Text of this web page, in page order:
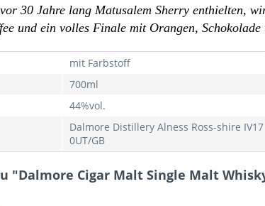
30 Jahre lang Matusalem Sherry enthielten,
und ein volles Finale mit Orangen,
mit Farbstoff
700ml
44%vol.
Dalmore Distillery Alness Ross-shire IV17
0UT/GB
"Dalmore Cigar Malt Single Malt